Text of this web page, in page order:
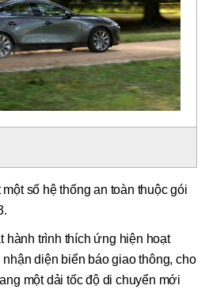
số hệ thống an toàn thuộc gói
hành trình thích ứng hiện hoạt
diện biển báo giao thông, cho
một dải tốc độ di chuyển mới